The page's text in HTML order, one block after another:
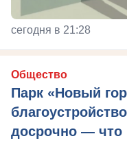
сегодня в 21:28
Общество
Парк «Новый
досрочно — что